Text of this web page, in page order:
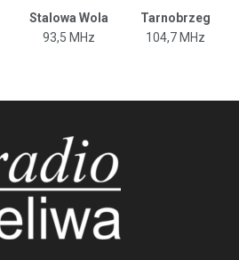
Stalowa Wola
Tarnobrzeg
93,5 MHz 104,7 MHz